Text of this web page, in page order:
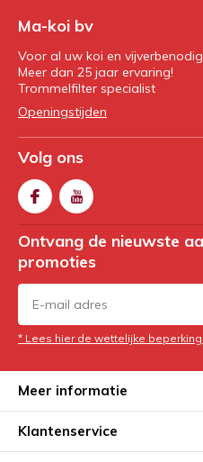
Ma-koi bv
Voor al uw koi en
Meer dan 25 jaar ervaring!
Trommelfilter specialist
Openingstijden
Volg ons
Ontvang de nieuwste
promoties
* Lees hier de wettelijke
Meer informatie
Klantenservice